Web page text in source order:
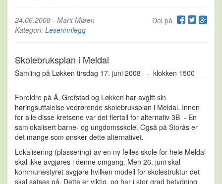
Del på
24.06.2008 - Marit Mjøen
Kategori: Leserinnlegg
Skolebruksplan i Meldal
Samling på Løkken tirsdag 17. juni 2008 - klokken 1500
Foreldre på Å, Grefstad og Løkken har avgitt sin
høringsuttalelse vedrørende skolebruksplan i Meldal. Innen
for alle disse kretsene var det flertall for alternativ 3B - En
samlokalisert barne- og ungdomsskole. Også på Storås er
det mange som ønsker dette alternativet.
Lokalisering (plassering) av en ny felles skole for hele Meldal
skal ikke avgjøres i denne omgang. Men 26. juni skal
kommunestyret avgjøre hvilken modell for skolestruktur det
skal satses på. Dette er viktig, og har i stor grad betydning